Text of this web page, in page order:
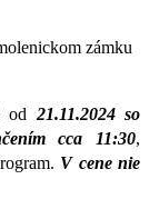
zámku
od21.11.2024 so
cca 11:30,
V cene nie